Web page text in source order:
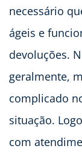
necessário
ágeis e
devoluções.
geralmente,
complicado
situação.
com